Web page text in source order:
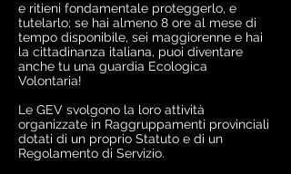
e ritieni fondamentale proteggerlo, e
tutelarlo; se hai almeno 8 ore al mese di
tempo disponibile, sei maggiorenne e hai
la cittadinanza italiana, puoi diventare
anche tu una guardia Ecologica
Volontaria!
Le GEV svolgono la loro attività
organizzate in Raggruppamenti provinciali
dotati di un proprio Statuto e di un
Regolamento di Servizio.